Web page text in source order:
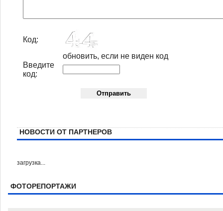
Код:
обновить, если не виден код
Введите
код:
НОВОСТИ ОТ ПАРТНЕРОВ
загрузка...
ФОТОРЕПОРТАЖИ